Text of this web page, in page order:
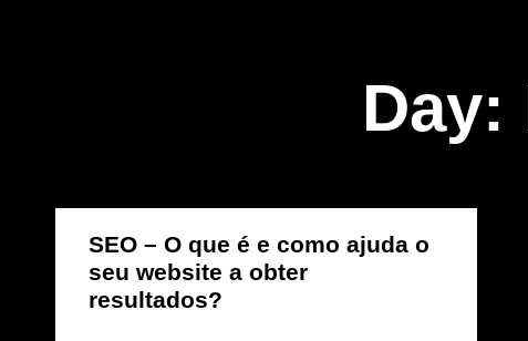
Day:
SEO – O que é e como ajuda o
seu website a obter
resultados?